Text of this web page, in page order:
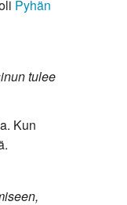
Pyhän
tulee
Kun